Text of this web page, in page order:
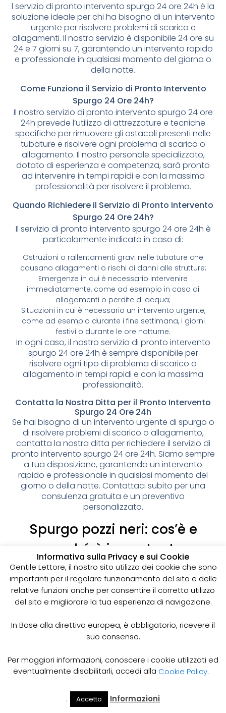
l servizio di pronto intervento spurgo 24 ore 24h è la
soluzione ideale per chi ha bisogno di un intervento
urgente per risolvere problemi di scarico e
allagamenti. Il nostro servizio è disponibile 24 ore su
24 e 7 giorni su 7, garantendo un intervento rapido
e professionale in qualsiasi momento del giorno o
della notte.
Come Funziona il Servizio di Pronto Intervento
Spurgo 24 Ore 24h?
Il nostro servizio di pronto intervento spurgo 24 ore
24h prevede l’utilizzo di attrezzature e tecniche
specifiche per rimuovere gli ostacoli presenti nelle
tubature e risolvere ogni problema di scarico o
allagamento. Il nostro personale specializzato,
dotato di esperienza e competenza, sarà pronto
ad intervenire in tempi rapidi e con la massima
professionalità per risolvere il problema.
Quando Richiedere il Servizio di Pronto Intervento
Spurgo 24 Ore 24h?
Il servizio di pronto intervento spurgo 24 ore 24h è
particolarmente indicato in caso di:
Ostruzioni o rallentamenti gravi nelle tubature che
causano allagamenti o rischi di danni alle strutture;
Emergenze in cui è necessario intervenire
immediatamente, come ad esempio in caso di
allagamenti o perdite di acqua;
Situazioni in cui è necessario un intervento urgente,
come ad esempio durante i fine settimana, i giorni
festivi o durante le ore notturne.
In ogni caso, il nostro servizio di pronto intervento
spurgo 24 ore 24h è sempre disponibile per
risolvere ogni tipo di problema di scarico o
allagamento in tempi rapidi e con la massima
professionalità.
Contatta la Nostra Ditta per il Pronto Intervento
Spurgo 24 Ore 24h
Se hai bisogno di un intervento urgente di spurgo o
di risolvere problemi di scarico o allagamento,
contatta la nostra ditta per richiedere il servizio di
pronto intervento spurgo 24 ore 24h. Siamo sempre
a tua disposizione, garantendo un intervento
rapido e professionale in qualsiasi momento del
giorno o della notte. Contattaci subito per una
consulenza gratuita e un preventivo
personalizzato.
Spurgo pozzi neri: cos’è e
perché è importante
I pozzi neri sono delle strutture sotterranee utilizzate
per la raccolta delle acque reflue domestiche,
soprattutto in zone dove non è disponibile un
sistema di smaltimento delle acque fognarie. Lo
spurgo dei pozzi neri è un’operazione essenziale
e prevenire il rischio di allagamenti, cattivi odori e
infezioni.
Come funziona lo spurgo dei pozzi neri
Lo spurgo dei pozzi neri viene effettuato mediante
specifiche, in grado di aspirare e rimuovere le
acque reflue e i sedimenti accumulati all’interno del
Cerca Il Mio
Informativa sulla Privacy e sui Cookie
Gentile Lettore, il nostro sito utilizza dei cookie che sono
importanti per il regolare funzionamento del sito e delle
relative funzioni anche per consentire il corretto utilizzo
del sito e migliorare la tua esperienza di navigazione.
In Base alla direttiva europea, è obbligatorio, ricevere il
suo consenso.
Per maggiori informazioni, conoscere i cookie utilizzati ed
eventualmente disabilitarli, accedi alla Cookie Policy.
. Accetto Informazioni